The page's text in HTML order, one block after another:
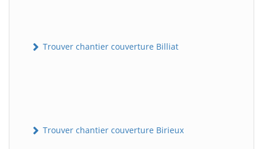
Trouver chantier couverture Billiat
Trouver chantier couverture Birieux